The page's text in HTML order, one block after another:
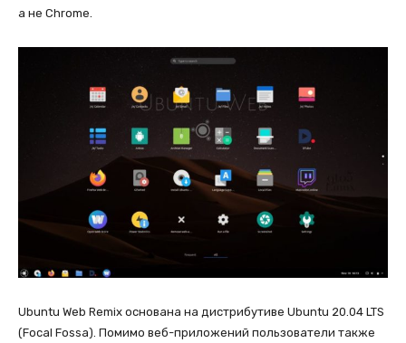
а не Chrome.
Ubuntu Web Remix основана на дистрибутиве Ubuntu 20.04 LTS
(Focal Fossa). Помимо веб-приложений пользователи также